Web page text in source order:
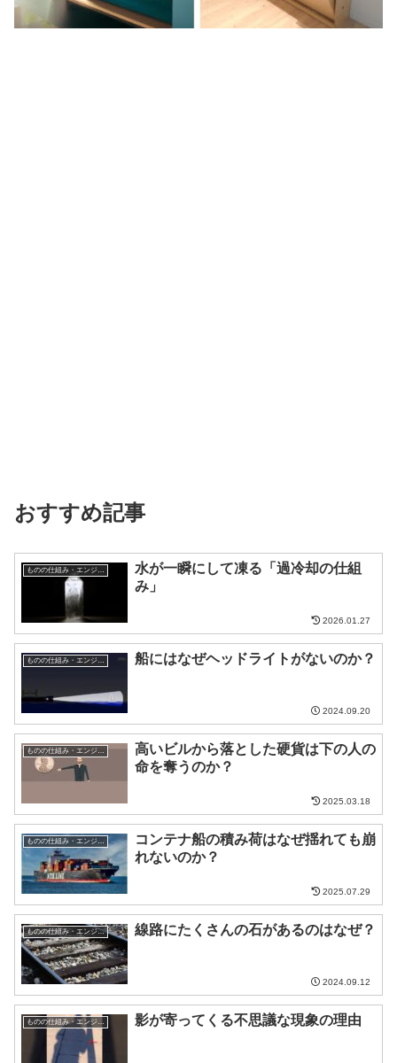
おすすめ記事
ものの仕組み・エンジニア
水が一瞬にして凍る「過冷却の仕組
み」
2026.01.27
ものの仕組み・エンジニア 船にはなぜヘッドライトがないのか？
2024.09.20
ものの仕組み・エンジニア
高いビルから落とした硬貨は下の人の
命を奪うのか？
2025.03.18
ものの仕組み・エンジニア
コンテナ船の積み荷はなぜ揺れても崩
れないのか？
2025.07.29
ものの仕組み・エンジニア 線路にたくさんの石があるのはなぜ？
2024.09.12
ものの仕組み・エンジニア 影が寄ってくる不思議な現象の理由